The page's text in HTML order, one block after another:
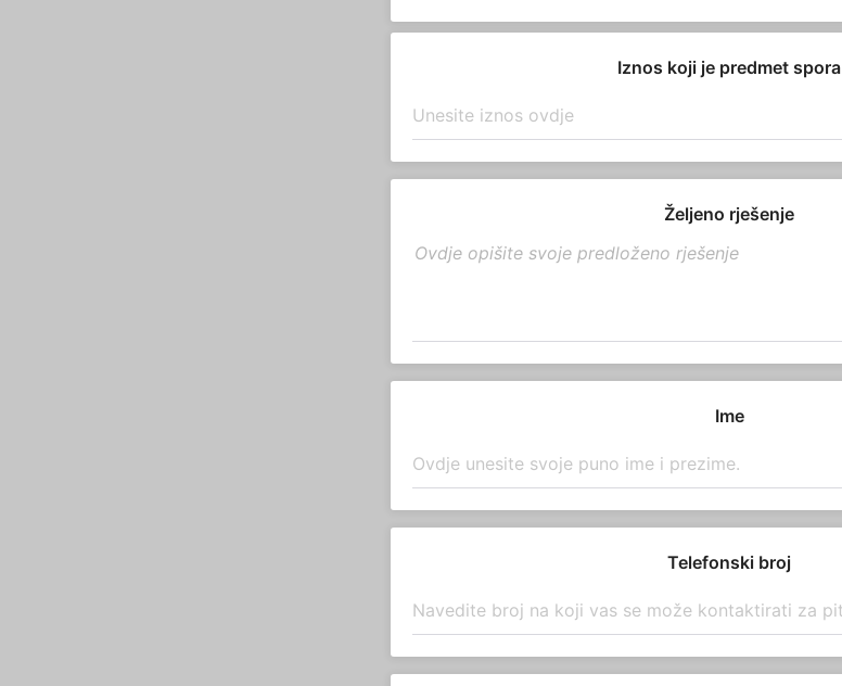
Iznos koji je predmet spora
Željeno rješenje
Ime
Telefonski broj